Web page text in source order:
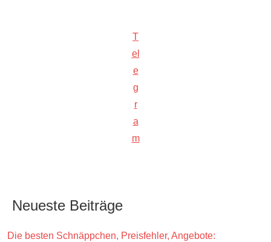
T
el
e
g
r
a
m
Neueste Beiträge
Die besten Schnäppchen, Preisfehler, Angebote: